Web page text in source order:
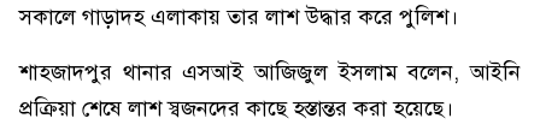
সকালে গাড়াদহ এলাকায় তার লাশ উদ্ধার করে পুলিশ।
শাহজাদপুর থানার এসআই আজিজুল ইসলাম বলেন, আইনি
প্রক্রিয়া শেষে লাশ স্বজনদের কাছে হস্তান্তর করা হয়েছে।